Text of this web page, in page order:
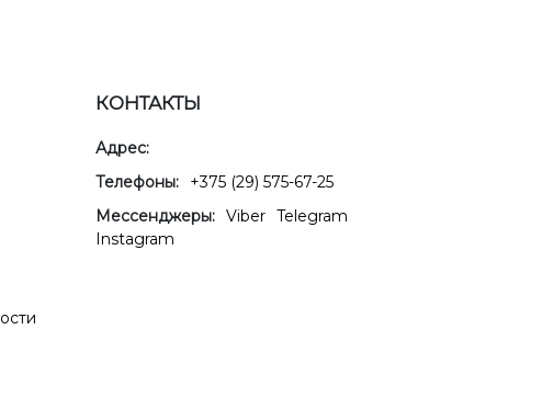
КОНТАКТЫ
Адрес:
Телефоны:
+375 (29) 575-67-25
Мессенджеры: Viber Telegram
Instagram